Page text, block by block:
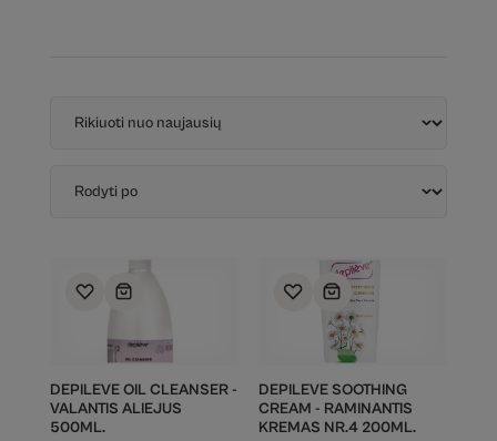
DEPILEVE OIL CLEANSER -
VALANTIS ALIEJUS
500ML.
DEPILEVE SOOTHING
CREAM - RAMINANTIS
KREMAS NR.4 200ML.